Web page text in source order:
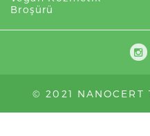
Broşürü
© 2021 NANOCERT